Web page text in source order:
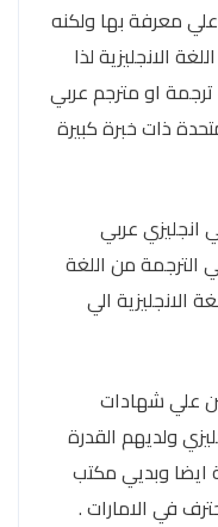
معرفة بها ولكنه
الانجليزية لذا
او مترجم عربي
ذات خبرة كبيرة
انجليزي عربي
الترجمة من اللغة
الانجليزية الي
علي شهادات
ولديهم القدرة
ايضا وبديي مكتب
في الامارات .